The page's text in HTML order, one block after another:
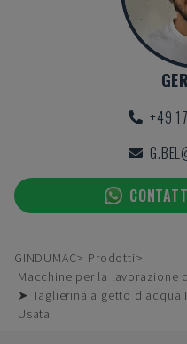
+49
GINDUMAC
Prodotti
Macchine per la lavorazione
➤ Taglierina a getto d'acqua
Usata